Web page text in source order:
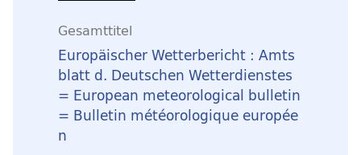
Gesamttitel
Europäischer Wetterbericht : Amts
blatt d. Deutschen Wetterdienstes
= European meteorological bulletin
= Bulletin météorologique europée
n